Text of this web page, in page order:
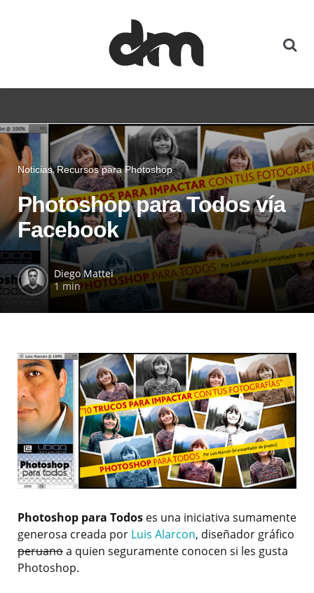
Noticias Recursos para Photoshop
Photoshop para Todos vía
Facebook
Diego Mattei
1 min
Photoshop para Todos es una iniciativa sumamente
generosa creada por Luis Alarcon, diseñador gráfico
peruanoa quien seguramente conocen si les gusta
Photoshop.